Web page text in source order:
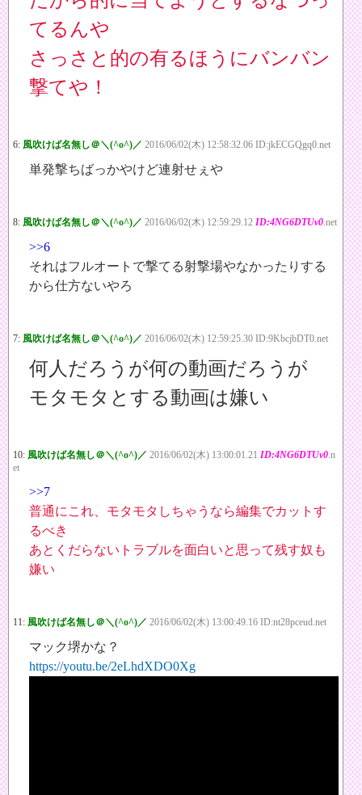
てるんや
さっさと的の有るほうにバンバン
撃てや！
6: 風吹けば名無し＠＼(^o^)／ 2016/06/02(木) 12:58:32.06 ID:jkECGQgq0.net
単発撃ちばっかやけど連射せぇや
8: 風吹けば名無し＠＼(^o^)／ 2016/06/02(木) 12:59:29.12 ID:4NG6DTUv0.net
>>6
それはフルオートで撃てる射撃場やなかったりする
から仕方ないやろ
7: 風吹けば名無し＠＼(^o^)／ 2016/06/02(木) 12:59:25.30 ID:9KbcjbDT0.net
何人だろうが何の動画だろうが
モタモタとする動画は嫌い
10: 風吹けば名無し＠＼(^o^)／ 2016/06/02(木) 13:00:01.21 ID:4NG6DTUv0.n
et
>>7
普通にこれ、モタモタしちゃうなら編集でカットす
るべき
あとくだらないトラブルを面白いと思って残す奴も
嫌い
11: 風吹けば名無し＠＼(^o^)／ 2016/06/02(木) 13:00:49.16 ID:nt28pceud.net
マック堺かな？
https://youtu.be/2eLhdXDO0Xg